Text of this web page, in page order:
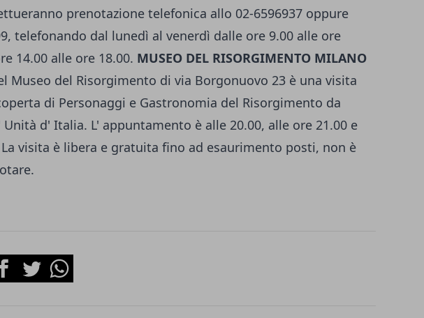
prenotazione telefonica allo 02-6596937 oppure
telefonando dal lunedì al venerdì dalle ore 9.00 alle ore
14.00 alle ore 18.00. MUSEO DEL RISORGIMENTO MILANO
Museo del Risorgimento di via Borgonuovo 23 è una visita
di Personaggi e Gastronomia del Risorgimento da
d' Italia. L' appuntamento è alle 20.00, alle ore 21.00 e
La visita è libera e gratuita fino ad esaurimento posti, non è
TwitterWhatsapp